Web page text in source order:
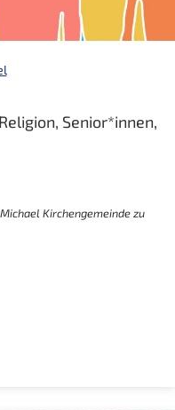
Religion, Senior*innen,
Kirchengemeinde zu